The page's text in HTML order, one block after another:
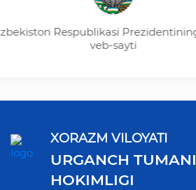
Respublikasi Prezidentining rasmiy
veb-sayti
XORAZM VILOYATI
URGANCH TUMANI
HOKIMLIGI